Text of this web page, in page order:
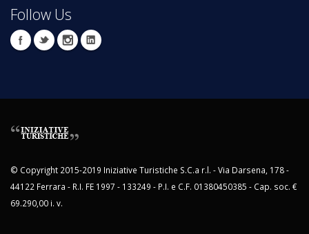
Follow Us
© Copyright 2015-2019 Iniziative Turistiche S.C.a r.l. - Via Darsena, 178 -
44122 Ferrara - R.I. FE 1997 - 133249 - P.I. e C.F. 01380450385 - Cap. soc. €
69.290,00 i. v.